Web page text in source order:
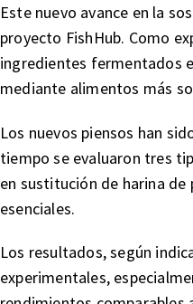
Este nuevo avance en la
proyecto FishHub. Como
ingredientes fermentados
mediante alimentos más
Los nuevos piensos han
tiempo se evaluaron tres
en sustitución de harina
esenciales.
Los resultados, según
experimentales,